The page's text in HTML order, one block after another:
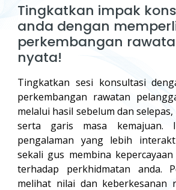
Tingkatkan impak
anda dengan
perkembangan
nyata!
Tingkatkan sesi konsultasi
perkembangan rawatan
melalui hasil sebelum dan
serta garis masa kemajuan.
pengalaman yang lebih
sekali gus membina
terhadap perkhidmatan anda.
melihat nilai dan keberkesanan